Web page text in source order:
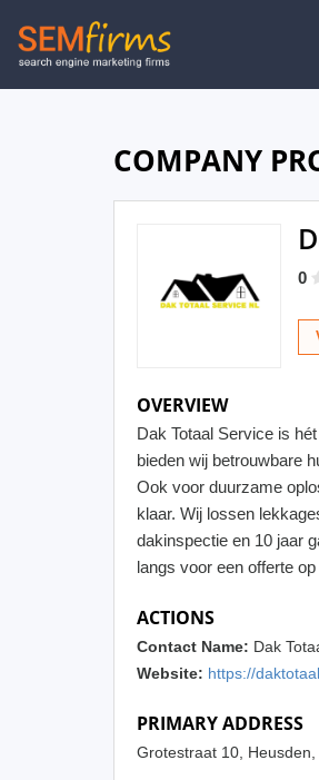
Skip
to
COMPANY
0
OVERVIEW
Dak Totaal Service is
bieden wij betrouwbare
Ook voor duurzame
klaar. Wij lossen
dakinspectie en 10 jaar
langs voor een offerte
ACTIONS
Contact Name: Dak
Website: https://
PRIMARY ADDRESS
Grotestraat 10,